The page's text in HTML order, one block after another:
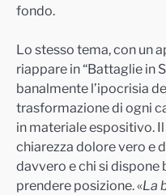
fondo.
Lo stesso tema, con un
riappare in “Battaglie in
banalmente l’ipocrisia
trasformazione di ogni
in materiale espositivo.
chiarezza dolore vero e
davvero e chi si dispone
prendere posizione. «La